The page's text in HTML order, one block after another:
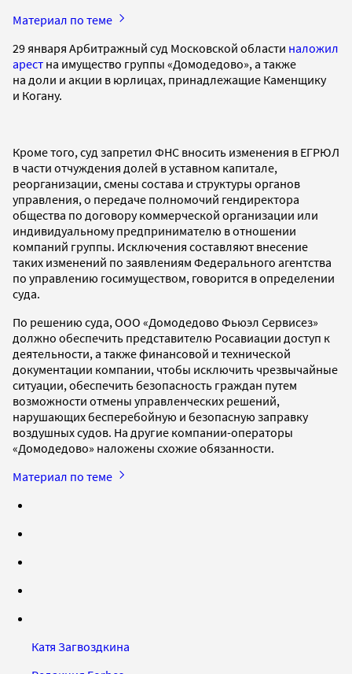
Материал по теме
29 января Арбитражный суд Московской области наложил
арест на имущество группы «Домодедово», а также
на доли и акции в юрлицах, принадлежащие Каменщику
и Когану.
Кроме того, суд запретил ФНС вносить изменения в ЕГРЮЛ
в части отчуждения долей в уставном капитале,
реорганизации, смены состава и структуры органов
управления, о передаче полномочий гендиректора
общества по договору коммерческой организации или
индивидуальному предпринимателю в отношении
компаний группы. Исключения составляют внесение
таких изменений по заявлениям Федерального агентства
по управлению госимуществом, говорится в определении
суда.
По решению суда, ООО «Домодедово Фьюэл Сервисез»
должно обеспечить представителю Росавиации доступ к
деятельности, а также финансовой и технической
документации компании, чтобы исключить чрезвычайные
ситуации, обеспечить безопасность граждан путем
возможности отмены управленческих решений,
нарушающих бесперебойную и безопасную заправку
воздушных судов. На другие компании-операторы
«Домодедово» наложены схожие обязанности.
Материал по теме
Катя Загвоздкина